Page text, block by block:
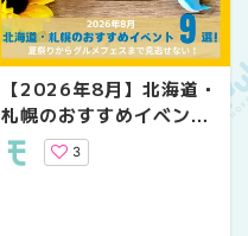
【2026年8月】北海道・
札幌のおすすめイベント
9選｜夏祭りからグルメ
フェスまで見逃せない！
3